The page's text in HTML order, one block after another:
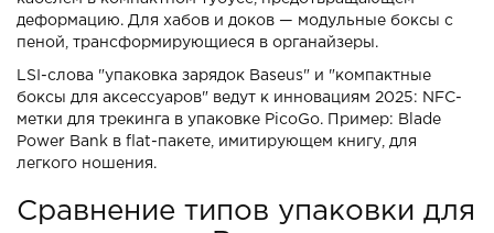
деформацию. Для хабов и доков — модульные боксы с
пеной, трансформирующиеся в органайзеры.
LSI-слова "упаковка зарядок Baseus" и "компактные
боксы для аксессуаров" ведут к инновациям 2025: NFC-
метки для трекинга в упаковке PicoGo. Пример: Blade
Power Bank в flat-пакете, имитирующем книгу, для
легкого ношения.
Сравнение типов упаковки для